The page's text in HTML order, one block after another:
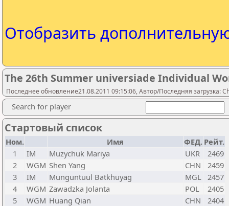
Отобразить
The 26th Summer universiade Individual
Последнее обновление21.08.2011 09:15:06, Автор/Последняя загрузка:
Search for player
Стартовый список
Ном. Имя ФЕД. Рейт.
1
IM Muzychuk Mariya UKR
2469
2
WGM Shen Yang CHN
2459
3
IM Munguntuul Batkhuyag MGL 2457
4
WGM Zawadzka Jolanta POL
2405
5
WGM Huang Qian CHN
2404